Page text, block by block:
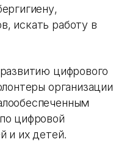
искать работу в
цифрового
организации
цифровой
и их детей.